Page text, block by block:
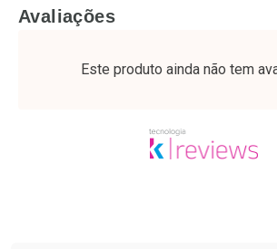
Laboratório
Por Menos Por
Avaliações
Este produto ainda não tem